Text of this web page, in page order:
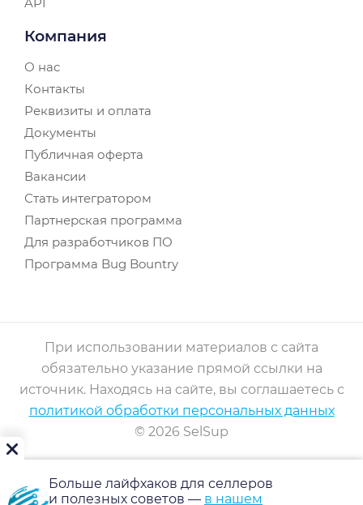
Компания
О нас
Контакты
Реквизиты и оплата
Документы
Публичная оферта
Вакансии
Стать интегратором
Партнерская программа
Для разработчиков ПО
Программа Bug Bountry
При использовании материалов с сайта
обязательно указание прямой ссылки на
источник. Находясь на сайте, вы соглашаетесь с
политикой обработки персональных данных
© 2026 SelSup
Больше лайфхаков для селлеров
и полезных советов — в нашем